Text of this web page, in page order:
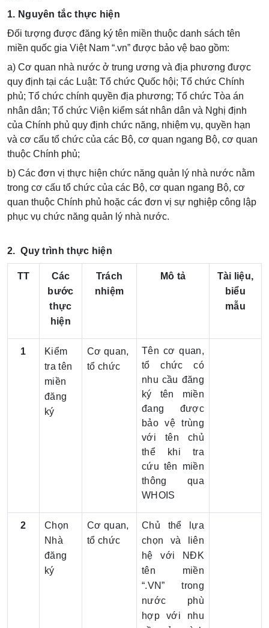
1. Nguyên tắc thực hiện
Đối tượng được đăng ký tên miền thuộc danh sách tên
miền quốc gia Việt Nam “.vn” được bảo vệ bao gồm:
a) Cơ quan nhà nước ở trung ương và địa phương được
quy định tại các Luật: Tổ chức Quốc hội; Tổ chức Chính
phủ; Tổ chức chính quyền địa phương; Tổ chức Tòa án
nhân dân; Tổ chức Viện kiểm sát nhân dân và Nghị định
của Chính phủ quy định chức năng, nhiệm vụ, quyền hạn
và cơ cấu tổ chức của các Bộ, cơ quan ngang Bộ, cơ quan
thuộc Chính phủ;
b) Các đơn vị thực hiện chức năng quản lý nhà nước nằm
trong cơ cấu tổ chức của các Bộ, cơ quan ngang Bộ, cơ
quan thuộc Chính phủ hoặc các đơn vị sự nghiệp công lập
phục vụ chức năng quản lý nhà nước.
2. Quy trình thực hiện
TT
Các
bước
thực
hiện
Trách
nhiệm
Mô tả
Tài liệu,
biểu
mẫu
1
Kiểm
tra tên
miền
đăng
ký
Cơ quan,
tổ chức
Tên cơ quan,
tổ chức có
nhu cầu đăng
ký tên miền
đang được
bảo vệ trùng
với tên chủ
thể khi tra
cứu tên miền
thông qua
WHOIS
2
Chọn
Nhà
đăng
ký
Cơ quan,
tổ chức
Chủ thể lựa
chọn và liên
hệ với NĐK
tên miền
“.VN” trong
nước phù
hợp với nhu